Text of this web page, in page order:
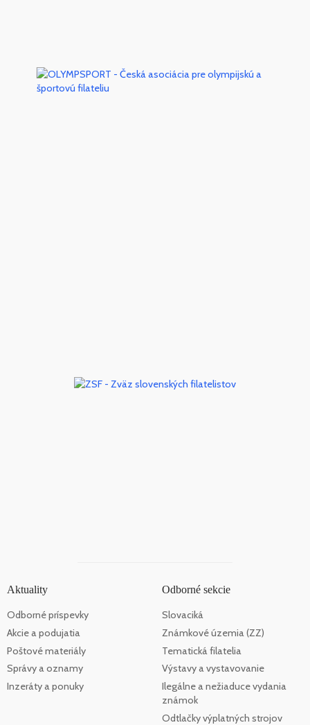
Aktuality
Odborné príspevky
Akcie a podujatia
Poštové materiály
Správy a oznamy
Inzeráty a ponuky
Odborné sekcie
Slovaciká
Známkové územia (ZZ)
Tematická filatelia
Výstavy a vystavovanie
Ilegálne a nežiaduce vydania
známok
Odtlačky výplatných strojov